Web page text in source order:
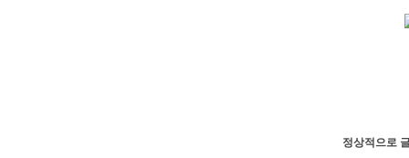
정상적으로